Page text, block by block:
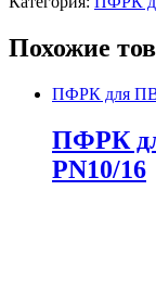
Похожие
ПФРК для
ПФРК
PN10/16